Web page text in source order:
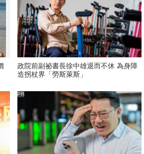
政院前副祕書長徐中雄退而不休 為身障
造拐杖界「勞斯萊斯」
PR